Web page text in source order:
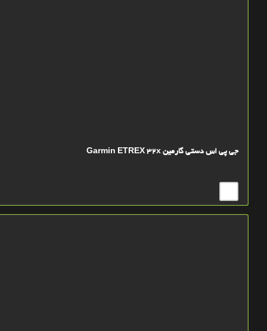
جی پی اس دستی گارمین Garmin ETREX 32x